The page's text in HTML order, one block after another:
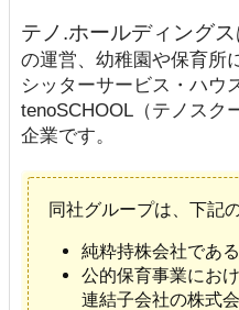
テノ.ホールディングス
の運営、幼稚園や保育所
シッターサービス・ハウ
tenoSCHOOL（テノスク
企業です。
同社グループは、下記
純粋持株会社である
公的保育事業にお
連結子会社の株式